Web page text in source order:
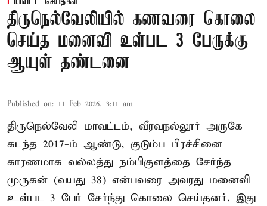
திருநெல்வேலியில் கணவரை கொலை
செய்த மனைவி உள்பட 3 பேருக்கு
ஆயுள் தண்டனை
Published on: 11 Feb 2026, 3:11 am
திருநெல்வேலி மாவட்டம், வீரவநல்லூர் அருகே
கடந்த 2017-ம் ஆண்டு, குடும்ப பிரச்சினை
காரணமாக வல்லத்து நம்பிகுளத்தை சேர்ந்த
முருகன் (வயது 38) என்பவரை அவரது மனைவி
உள்பட 3 பேர் சேர்ந்து கொலை செய்தனர். இது